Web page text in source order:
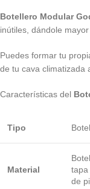
Botellero Modular
inútiles, dándole
Puedes formar tu
de tu cava climatizada
Características del
Tipo
Material
tapa
de